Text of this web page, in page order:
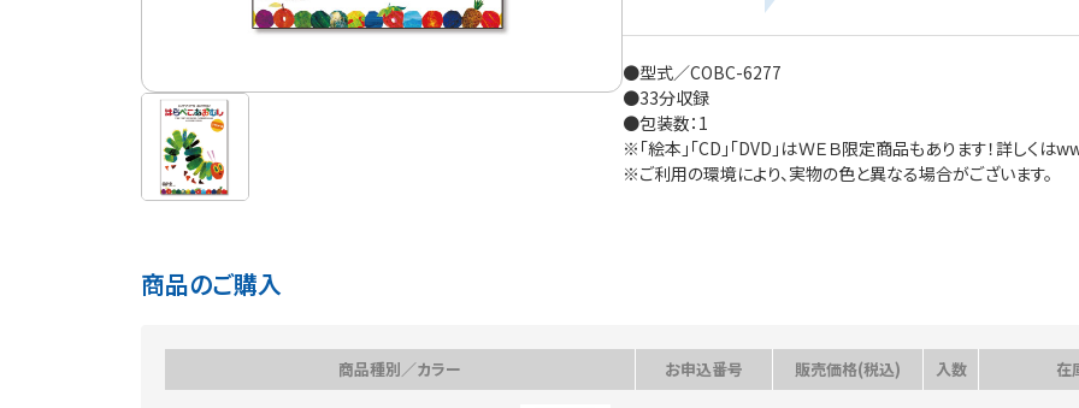
●型式／COBC-6277
●33分収録
●包装数：1
※「絵本」「CD」「DVD」はＷＥＢ限定商品もあります！詳しく
※ご利用の環境により、実物の色と異なる場合がございます。
商品のご購入
商品種別／カラー お申込番号 販売価格(税込) 入数 在